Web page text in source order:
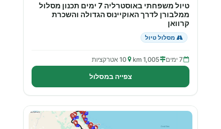
טיול משפחתי באוסטרליה 7 ימים תכנון מסלול
ממלבורן לדרך האוקיינוס הגדולה והשכרת
קרוואן
מסלול טיול
7 ימים 1,005 km 10 אטרקציות
צפייה במסלול